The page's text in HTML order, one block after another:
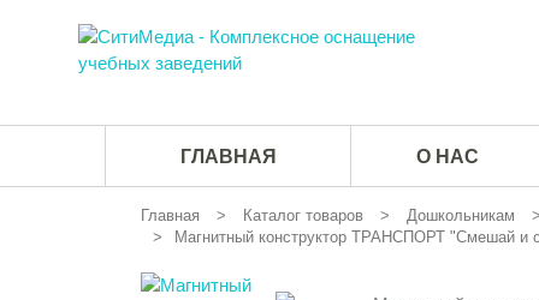
ГЛАВНАЯ О НАС
Главная Каталог товаров
Дошкольникам
Магнитный конструктор ТРАНСПОРТ "Смешай и